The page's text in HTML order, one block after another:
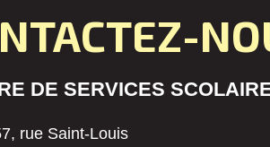
DE SERVICES
rue Saint-Louis